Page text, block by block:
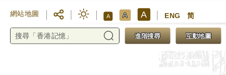
網站地圖 A A A ENG 简
進階搜尋 互動地圖